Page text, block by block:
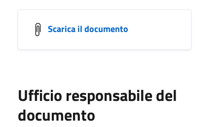
Scarica il documento
Ufficio responsabile del
documento